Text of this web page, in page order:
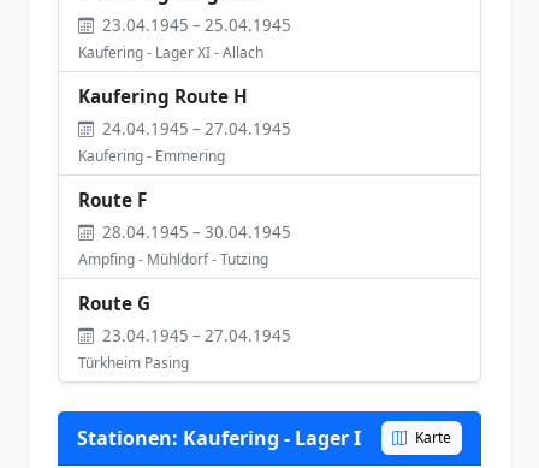
23.04.1945 – 25.04.1945
Kaufering - Lager XI - Allach
Kaufering Route H
24.04.1945 – 27.04.1945
Kaufering - Emmering
Route F
28.04.1945 – 30.04.1945
Ampfing - Mühldorf - Tutzing
Route G
23.04.1945 – 27.04.1945
Türkheim Pasing
Stationen: Kaufering - Lager I Karte